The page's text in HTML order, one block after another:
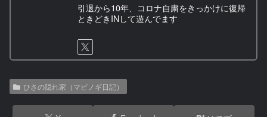
引退から10年、コロナ自粛をきっかけに復帰
ときどきINして遊んでます
ひさの隠れ家（マビノギ日記）